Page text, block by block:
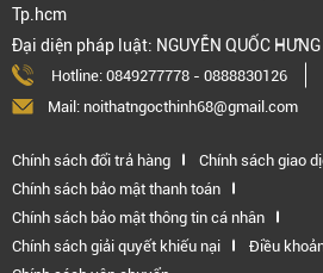
Tp.hcm
Đại diện pháp luật: NGUYỄN QUỐC HƯNG
Hotline: 0849277778 - 0888830126
Mail: noithatngocthinh68@gmail.com
Chính sách đổi trả hàng
Chính sách giao
Chính sách bảo mật thanh toán
Chính sách bảo mật thông tin cá nhân
Chính sách giải quyết khiếu nại
Điều